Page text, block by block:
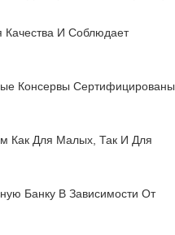
Качества И Соблюдает
Консервы Сертифицированы
Как Для Малых, Так И Для
Банку В Зависимости От